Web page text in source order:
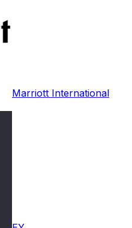
Marriott International